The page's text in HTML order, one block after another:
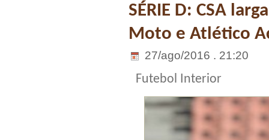
SÉRIE D: CSA
Moto e Atlético
27/ago/2016 . 21:20
Futebol Interior